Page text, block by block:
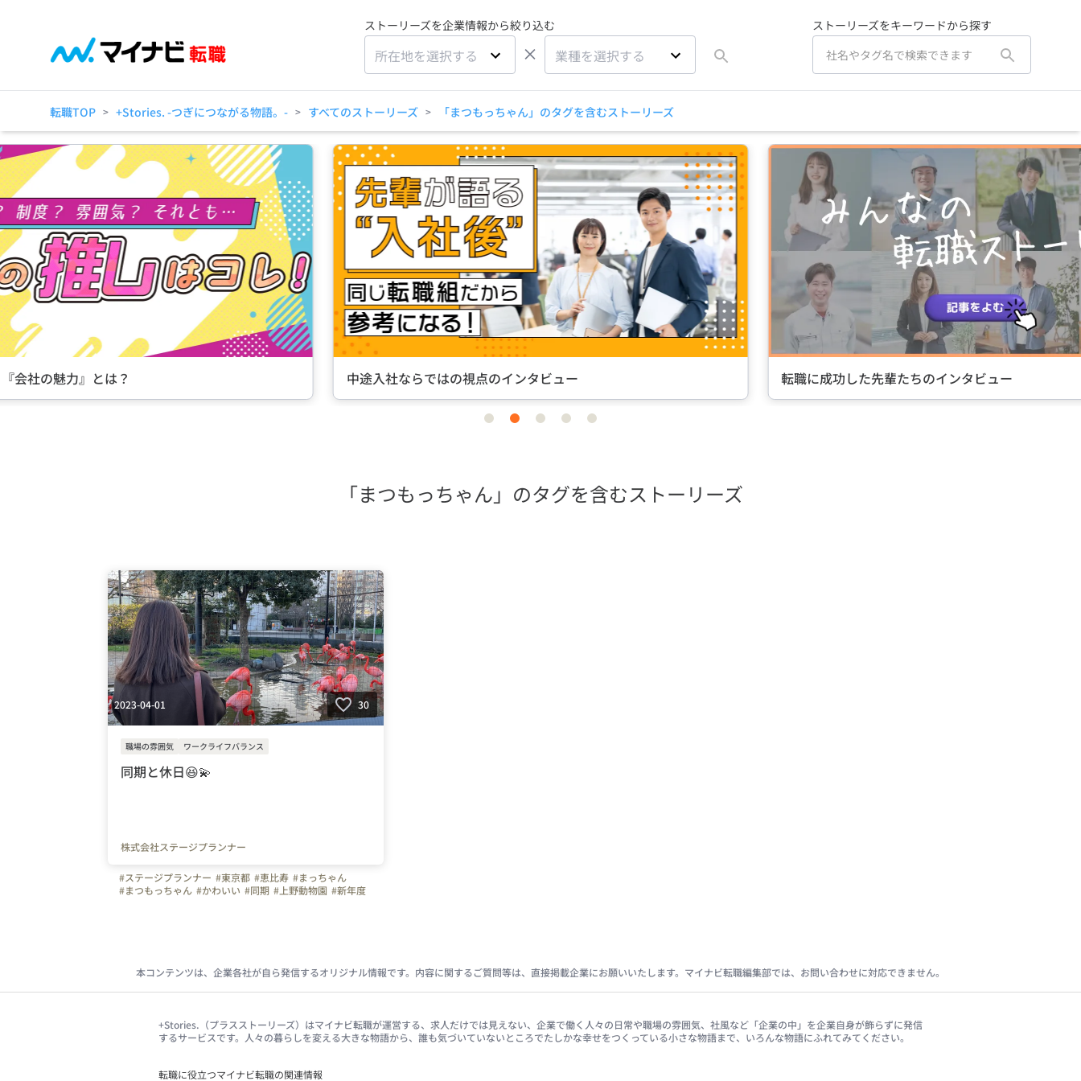
ストーリーズを企業情報から絞り込む
所在地を選択する × 業種を選択する
ストーリーズをキーワードから探す
転職TOP > +Stories. -つぎにつながる物語。- > すべてのストーリーズ > 「まつもっちゃん」のタグを含むストーリーズ
会社の魅力』とは？ 中途入社ならではの視点のインタビュー 転職に成功した先輩たちのインタビュー
item item item item item
「まつもっちゃん」のタグを含むストーリーズ
2023-04-01 30
職場の雰囲気 ワークライフバランス
同期と休日😆💫
株式会社ステージプランナー
#ステージプランナー #東京都 #恵比寿 #まっちゃん
#まつもっちゃん #かわいい #同期 #上野動物園 #新年度
本コンテンツは、企業各社が自ら発信するオリジナル情報です。内容に関するご質問等は、直接掲載企業にお願いいたします。マイナビ転職編集部では、お問い合わせに対応できません。
+Stories.（プラスストーリーズ）はマイナビ転職が運営する、求人だけでは見えない、企業で働く人々の日常や職場の雰囲気、社風など「企業の中」を企業自身が飾らずに発信
するサービスです。人々の暮らしを変える大きな物語から、誰も気づいていないところでたしかな幸せをつくっている小さな物語まで、いろんな物語にふれてみてください。
転職に役立つマイナビ転職の関連情報